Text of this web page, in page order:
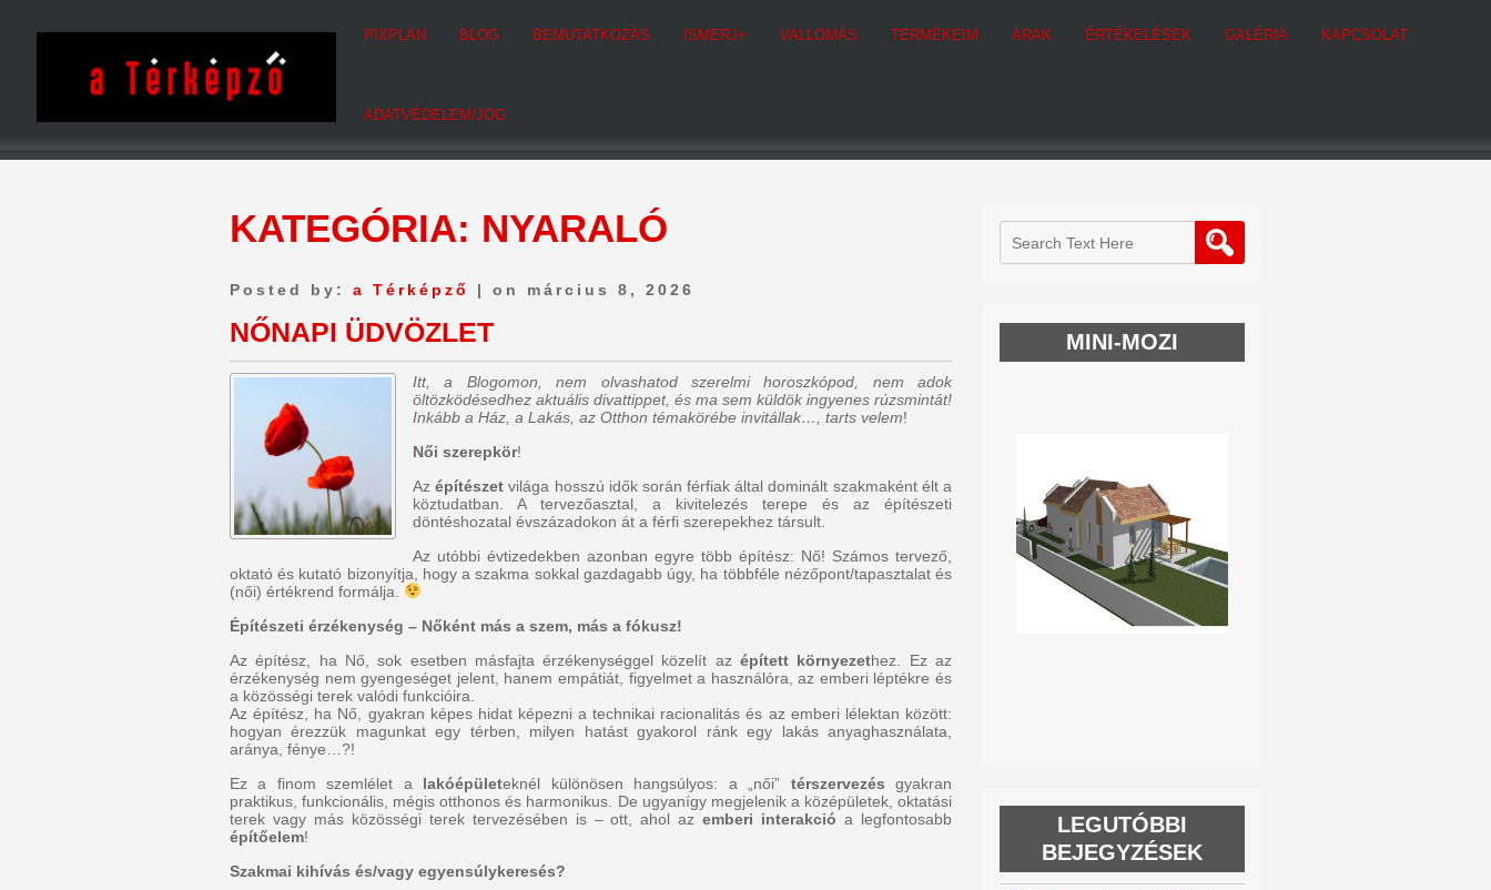
PIXPLAN BLOG BEMUTATKOZÁS ISMERJ+ VALLOMÁS TERMÉKEIM ÁRAK ÉRTÉKELÉSEK GALÉRIA KAPCSOLAT
ADATVÉDELEM/JOG
KATEGÓRIA: NYARALÓ
Posted by: a Térképző | on március 8, 2026
NŐNAPI ÜDVÖZLET
Itt, a Blogomon, nem olvashatod szerelmi horoszkópod, nem adok
öltözködésedhez aktuális divattippet, és ma sem küldök ingyenes rúzsmintát!
Inkább a Ház, a Lakás, az Otthon témakörébe invitállak…, tarts velem!
Női szerepkör!
Azépítészet világa hosszú idők során férfiak által dominált szakmaként élt a
köztudatban. A tervezőasztal, a kivitelezés terepe és az építészeti
döntéshozatal évszázadokon át a férfi szerepekhez társult.
Az utóbbi évtizedekben azonban egyre több építész: Nő! Számos tervező,
oktató és kutató bizonyítja, hogy a szakma sokkal gazdagabb úgy, ha többféle nézőpont/tapasztalat és
(női) értékrend formálja.
Építészeti érzékenység – Nőként más a szem, más a fókusz!
Az építész, ha Nő, sok esetben másfajta érzékenységgel közelít azépített környezethez. Ez az
érzékenység nem gyengeséget jelent, hanem empátiát, figyelmet a használóra, az emberi léptékre és
a közösségi terek valódi funkcióira.
Az építész, ha Nő, gyakran képes hidat képezni a technikai racionalitás és az emberi lélektan között:
hogyan érezzük magunkat egy térben, milyen hatást gyakorol ránk egy lakás anyaghasználata,
aránya, fénye…?!
Ez a finom szemlélet a lakóépületeknél különösen hangsúlyos: a „női” térszervezés gyakran
praktikus, funkcionális, mégis otthonos és harmonikus. De ugyanígy megjelenik a középületek, oktatási
terek vagy más közösségi terek tervezésében is – ott, ahol azemberi interakció a legfontosabb
építőelem!
Szakmai kihívás és/vagy egyensúlykeresés?
MINI-MOZI
LEGUTÓBBI
BEJEGYZÉSEK